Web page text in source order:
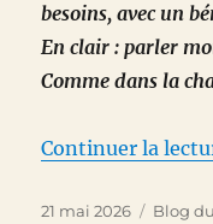
besoins, avec un
En clair : parler
Comme dans la
Continuer la
Publié
21 mai 2026 Blog